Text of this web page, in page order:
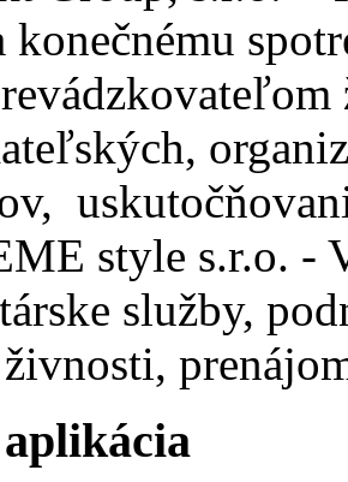
konečnému
style s.r.o. -
služby,